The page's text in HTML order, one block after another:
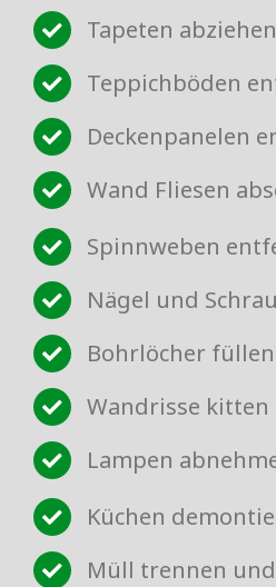
Tapeten abziehen
Teppichböden
Deckenpanelen
Wand Fliesen
Spinnweben
Nägel und
Bohrlöcher füllen
Wandrisse kitten
Lampen
Küchen
Müll trennen